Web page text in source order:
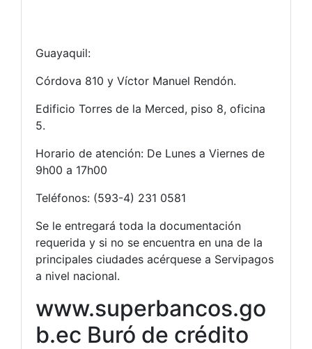
Guayaquil:
Córdova 810 y Víctor Manuel Rendón.
Edificio Torres de la Merced, piso 8, oficina
5.
Horario de atención: De Lunes a Viernes de
9h00 a 17h00
Teléfonos: (593-4) 231 0581
Se le entregará toda la documentación
requerida y si no se encuentra en una de la
principales ciudades acérquese a Servipagos
a nivel nacional.
www.superbancos.go
b.ec Buró de crédito